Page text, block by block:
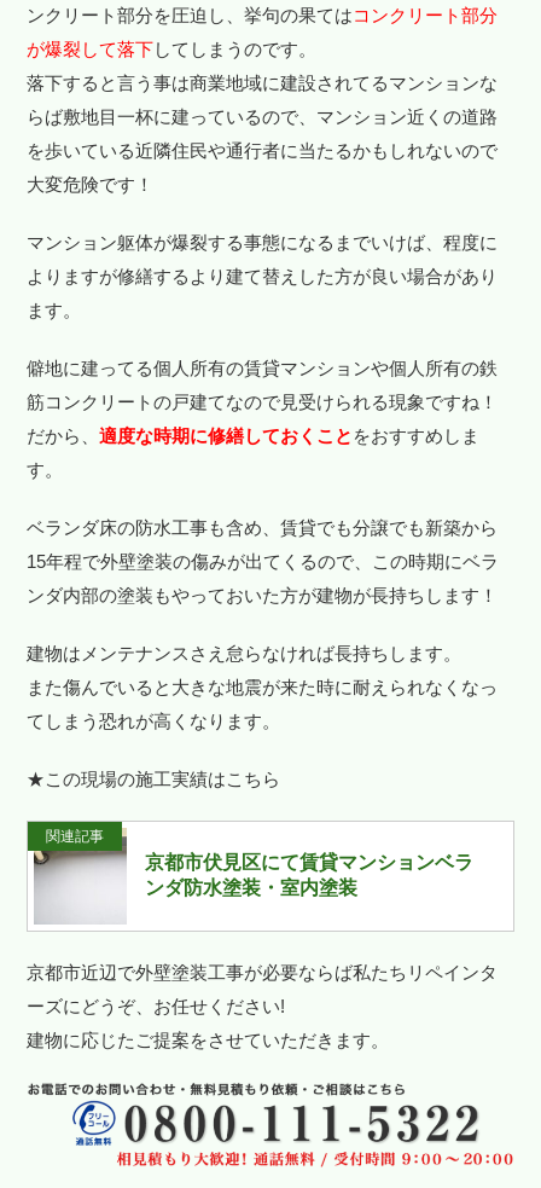
ンクリート部分を圧迫し、挙句の果てはコンクリート部分
が爆裂して落下してしまうのです。
落下すると言う事は商業地域に建設されてるマンションな
らば敷地目一杯に建っているので、マンション近くの道路
を歩いている近隣住民や通行者に当たるかもしれないので
大変危険です！
マンション躯体が爆裂する事態になるまでいけば、程度に
よりますが修繕するより建て替えした方が良い場合があり
ます。
僻地に建ってる個人所有の賃貸マンションや個人所有の鉄
筋コンクリートの戸建てなので見受けられる現象ですね！
だから、適度な時期に修繕しておくこと をおすすめしま
す。
ベランダ床の防水工事も含め、賃貸でも分譲でも新築から
15年程で外壁塗装の傷みが出てくるので、この時期にベラ
ンダ内部の塗装もやっておいた方が建物が長持ちします！
建物はメンテナンスさえ怠らなければ長持ちします。
また傷んでいると大きな地震が来た時に耐えられなくなっ
てしまう恐れが高くなります。
★この現場の施工実績はこちら
関連記事
京都市伏見区にて賃貸マンションベラ
ンダ防水塗装・室内塗装
京都市近辺で外壁塗装工事が必要ならば私たちリペインタ
ーズにどうぞ、お任せください!
建物に応じたご提案をさせていただきます。